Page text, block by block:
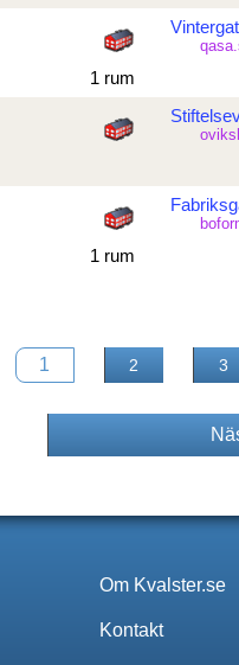
1 rum
1 rum
1 2 3
Om Kvalster.se
Kontakt